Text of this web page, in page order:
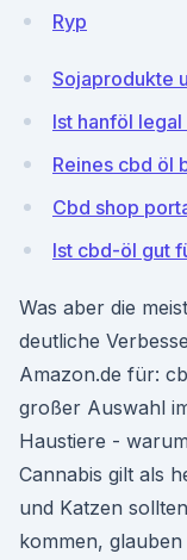
Ryp
Sojaprodukte
Ist hanföl legal
Reines cbd öl
Cbd shop
Ist cbd-öl gut
Was aber die
deutliche
Amazon.de für:
großer Auswahl
Haustiere -
Cannabis gilt als
und Katzen
kommen,